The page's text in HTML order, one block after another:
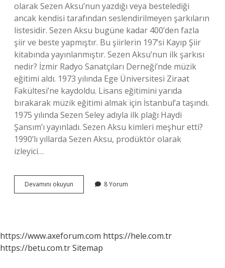
olarak Sezen Aksu’nun yazdığı veya bestelediği
ancak kendisi tarafından seslendirilmeyen şarkıların
listesidir. Sezen Aksu bugüne kadar 400’den fazla
şiir ve beste yapmıştır. Bu şiirlerin 197’si Kayıp Şiir
kitabında yayınlanmıştır. Sezen Aksu’nun ilk şarkısı
nedir? İzmir Radyo Sanatçıları Derneği’nde müzik
eğitimi aldı. 1973 yılında Ege Üniversitesi Ziraat
Fakültesi’ne kaydoldu. Lisans eğitimini yarıda
bırakarak müzik eğitimi almak için İstanbul’a taşındı.
1975 yılında Sezen Seley adıyla ilk plağı Haydi
Şansım’ı yayınladı. Sezen Aksu kimleri meşhur etti?
1990’lı yıllarda Sezen Aksu, prodüktör olarak
izleyici…
Devamını okuyun
Aksu
8 Yorum
https://www.axeforum.com https://hele.com.tr
https://betu.com.trSitemap